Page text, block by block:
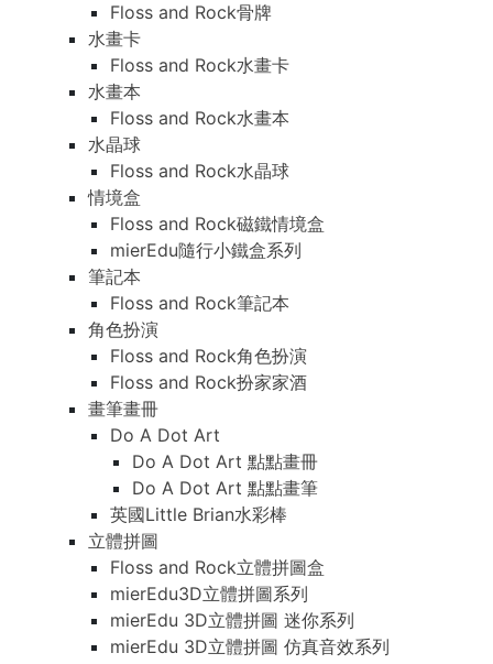
Floss and Rock骨牌
水畫卡
Floss and Rock水畫卡
水畫本
Floss and Rock水畫本
水晶球
Floss and Rock水晶球
情境盒
Floss and Rock磁鐵情境盒
mierEdu隨行小鐵盒系列
筆記本
Floss and Rock筆記本
角色扮演
Floss and Rock角色扮演
Floss and Rock扮家家酒
畫筆畫冊
Do A Dot Art
Do A Dot Art 點點畫冊
Do A Dot Art 點點畫筆
英國Little Brian水彩棒
立體拼圖
Floss and Rock立體拼圖盒
mierEdu3D立體拼圖系列
mierEdu 3D立體拼圖 迷你系列
mierEdu 3D立體拼圖 仿真音效系列